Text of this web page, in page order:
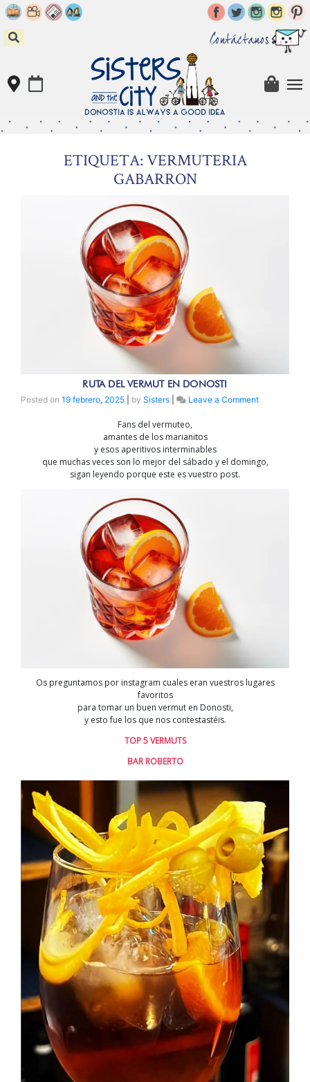
Skip
to
content
Contáctanos
ETIQUETA: VERMUTERIA
GABARRON
RUTA DEL VERMUT EN DONOSTI
Posted on 19 febrero, 2025 by Sisters Leave a Commenton
DONOSTI
Fans del vermuteo,
amantes de los marianitos
y esos aperitivos interminables
que muchas veces son lo mejor del sábado y el domingo,
sigan leyendo porque este es vuestro post.
Os preguntamos por instagram cuales eran vuestros lugares
favoritos
para tomar un buen vermut en Donosti,
y esto fue los que nos contestastéis.
TOP 5 VERMUTS
BAR ROBERTO